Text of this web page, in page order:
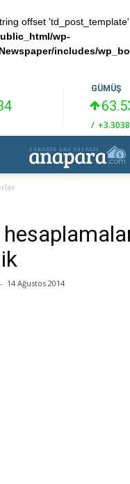
offset
wp-
includes/
GÜMÜŞ
/ +3.3038
- 14 Ağustos 2014